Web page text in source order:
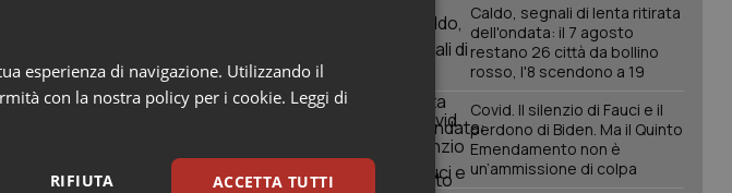
nei prossimi anni”, conclude.
Caldo, segnali di lenta ritirata
dell'ondata: il 7 agosto
restano 26 città da bollino
rosso, l'8 scendono a 19
Covid. Il silenzio di Fauci e il
perdono di Biden. Ma il Quinto
Emendamento non è
un’ammissione di colpa
esperienza di navigazione. Utilizzando il
con la nostra policy per i cookie. Leggi di
ACCETTA TUTTI
RIFIUTA